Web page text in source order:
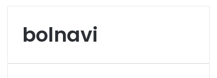
bolnavi